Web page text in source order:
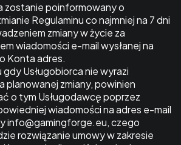
zostanie poinformowany o
Regulaminu co najmniej na 7 dni
zmiany w życie za
wiadomości e-mail wysłanej na
Konta adres.
Usługobiorca nie wyrazi
planowanej zmiany, powinien
o tym Usługodawcę poprzez
wiadomości na adres e-mail
info@gamingforge.eu, czego
rozwiązanie umowy w zakresie